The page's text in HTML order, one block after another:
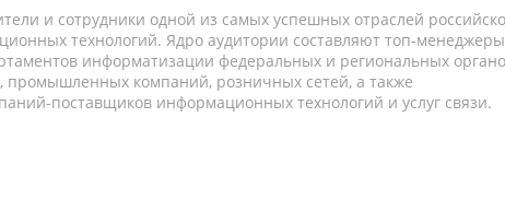
и сотрудники одной из самых успешных отраслей
технологий. Ядро аудитории составляют топ-
информатизации федеральных и региональных
промышленных компаний, розничных сетей, а также
поставщиков информационных технологий и услуг связи.